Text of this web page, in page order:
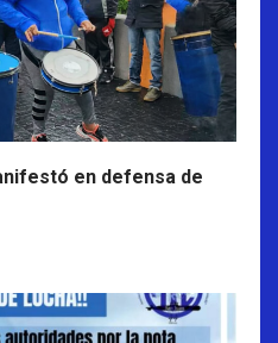
en defensa de